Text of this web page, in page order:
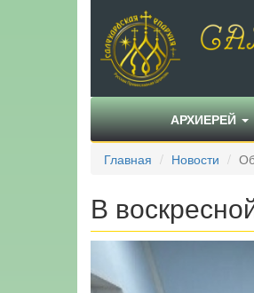
АРХИЕРЕЙ
Главная Новости
В